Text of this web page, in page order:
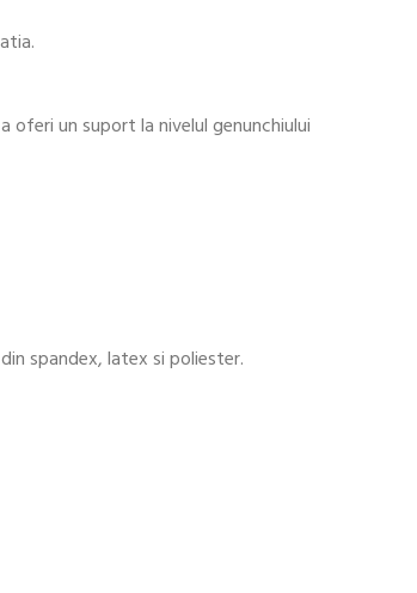
un suport la nivelul genunchiului
spandex, latex si poliester.